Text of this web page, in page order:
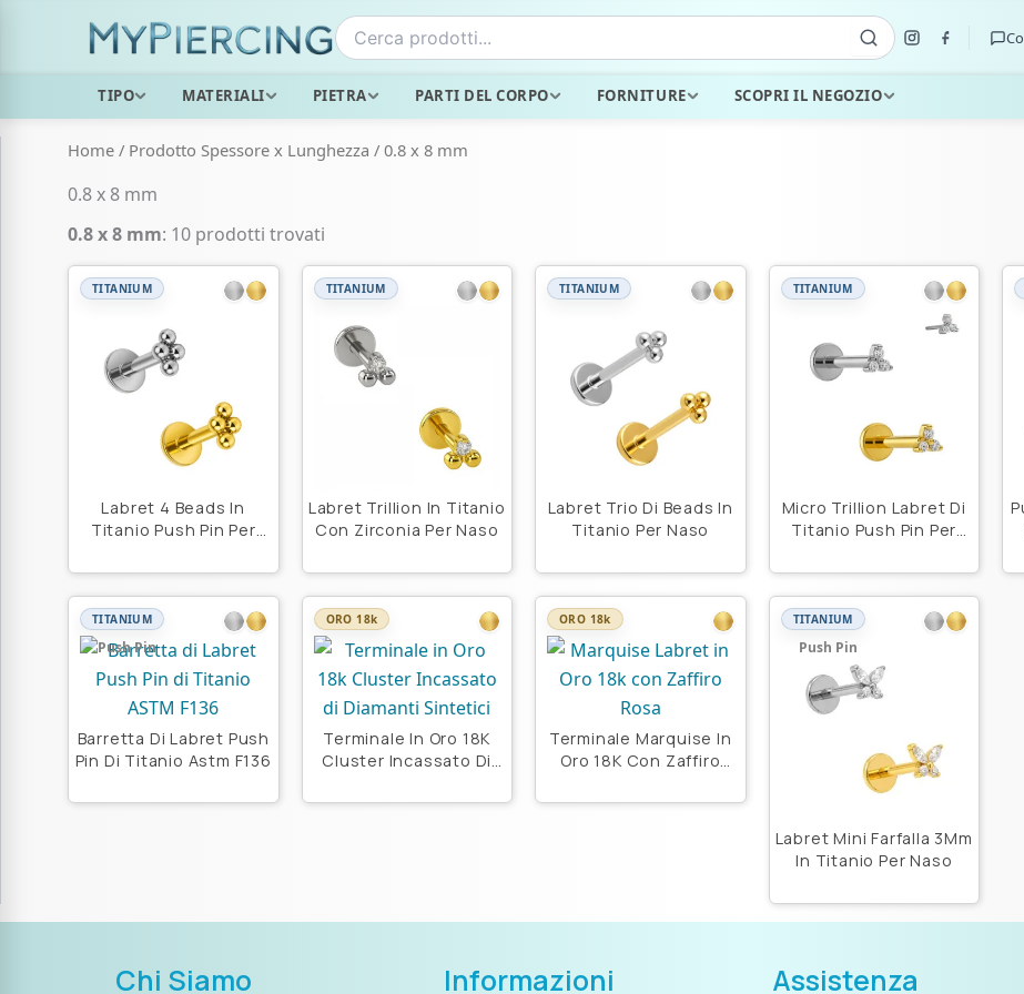
TIPO MATERIALI PIETRA PARTI DEL CORPO FORNITURE SCOPRI IL NEGOZIO
Home / Prodotto Spessore x Lunghezza / 0.8 x 8 mm
0.8 x 8 mm
0.8 x 8 mm: 10 prodotti trovati
TITANIUM
Labret 4 Beads In
Titanio Push Pin Per
TITANIUM
Labret Trillion In Titanio
Con Zirconia Per Naso
TITANIUM
Labret Trio Di Beads In
Titanio Per Naso
TITANIUM
Micro Trillion Labret Di
Titanio Push Pin Per
TITANIUM
Push Pin
Barretta Di Labret Push
Pin Di Titanio Astm F136
ORO 18k
Terminale In Oro 18K
Cluster Incassato Di
ORO 18k
Terminale Marquise In
Oro 18K Con Zaffiro
TITANIUM
Push Pin
Labret Mini Farfalla 3Mm
In Titanio Per Naso
Chi Siamo Informazioni Assistenza